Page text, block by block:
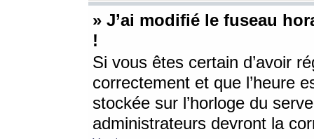
» J’ai modifié le fuseau
!
Si vous êtes certain d’avoir
correctement et que l’heure
stockée sur l’horloge du
administrateurs devront la